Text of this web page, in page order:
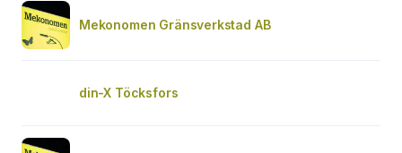
Mekonomen Gränsverkstad AB
din-X Töcksfors